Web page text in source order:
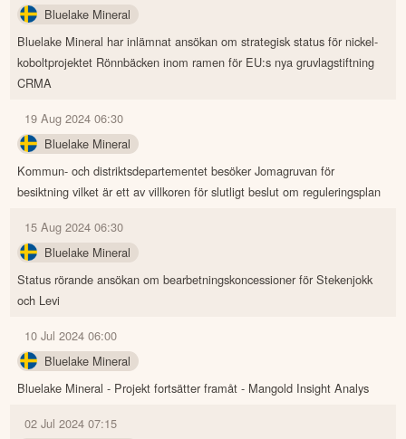
Bluelake Mineral
Bluelake Mineral har inlämnat ansökan om strategisk status för nickel-
koboltprojektet Rönnbäcken inom ramen för EU:s nya gruvlagstiftning
CRMA
19 Aug 2024 06:30
Bluelake Mineral
Kommun- och distriktsdepartementet besöker Jomagruvan för
besiktning vilket är ett av villkoren för slutligt beslut om reguleringsplan
15 Aug 2024 06:30
Bluelake Mineral
Status rörande ansökan om bearbetningskoncessioner för Stekenjokk
och Levi
10 Jul 2024 06:00
Bluelake Mineral
Bluelake Mineral - Projekt fortsätter framåt - Mangold Insight Analys
02 Jul 2024 07:15